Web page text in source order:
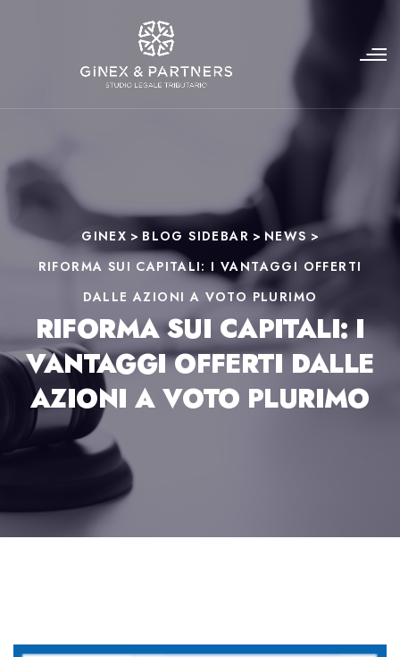
GINEX > BLOG SIDEBAR > NEWS >
RIFORMA SUI CAPITALI: I VANTAGGI OFFERTI
DALLE AZIONI A VOTO PLURIMO
RIFORMA SUI CAPITALI: I
VANTAGGI OFFERTI DALLE
AZIONI A VOTO PLURIMO